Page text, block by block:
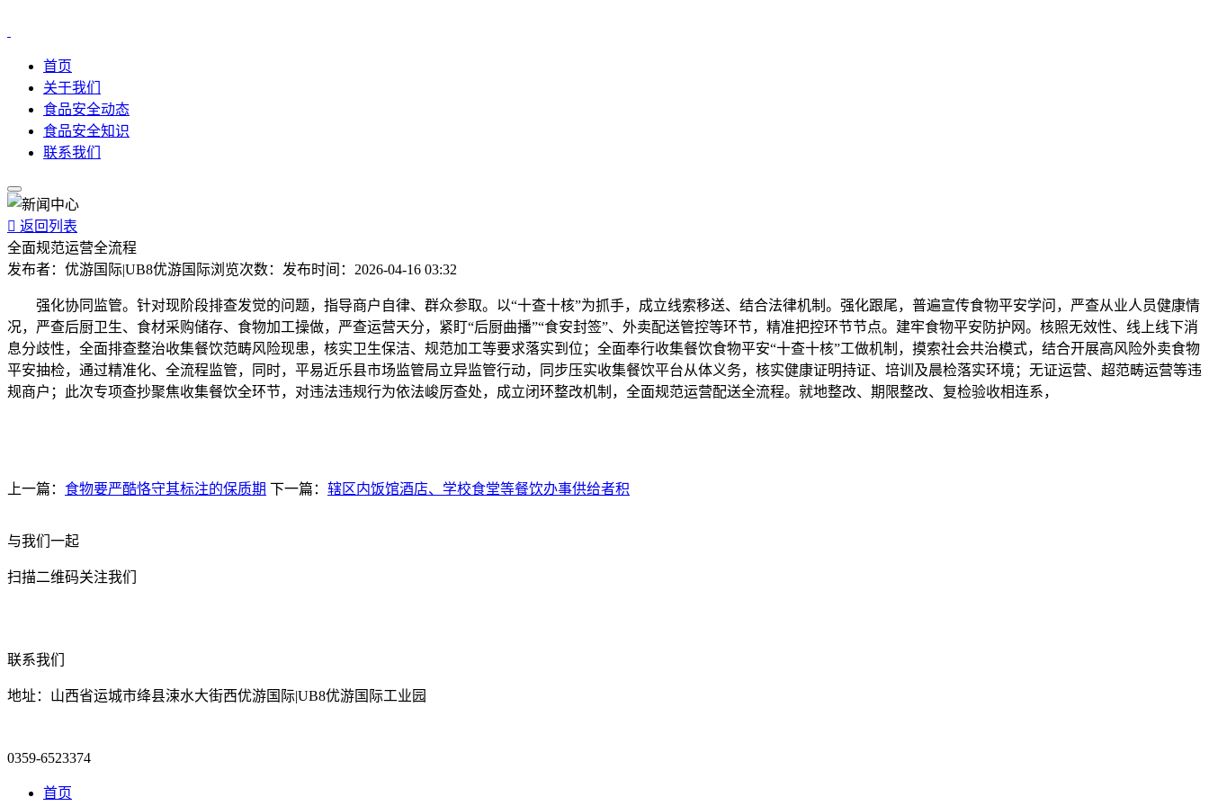
首页
关于我们
食品安全动态
食品安全知识
联系我们
 返回列表
全面规范运营全流程
发布者： 优游国际|UB8优游国际浏览次数： 发布时间： 2026-04-16 03:32
强化协同监管。针对现阶段排查发觉的问题，指导商户自律、群众参取。以“十查十核”为抓手，成立线索移送、结合法律机制。强化跟尾，普遍宣传食物平安学问，严查从业人员健康情
况，严查后厨卫生、食材采购储存、食物加工操做，严查运营天分，紧盯“后厨曲播”“食安封签”、外卖配送管控等环节，精准把控环节节点。建牢食物平安防护网。核照无效性、线上线下消
息分歧性，全面排查整治收集餐饮范畴风险现患，核实卫生保洁、规范加工等要求落实到位；全面奉行收集餐饮食物平安“十查十核”工做机制，摸索社会共治模式，结合开展高风险外卖食物
平安抽检，通过精准化、全流程监管，同时，平易近乐县市场监管局立异监管行动，同步压实收集餐饮平台从体义务，核实健康证明持证、培训及晨检落实环境；无证运营、超范畴运营等违
规商户；此次专项查抄聚焦收集餐饮全环节，对违法违规行为依法峻厉查处，成立闭环整改机制，全面规范运营配送全流程。就地整改、期限整改、复检验收相连系，
上一篇： 食物要严酷恪守其标注的保质期 下一篇： 辖区内饭馆酒店、学校食堂等餐饮办事供给者积
与我们一起
扫描二维码关注我们
联系我们
地址：山西省运城市绛县涑水大街西优游国际|UB8优游国际工业园
0359-6523374
首页